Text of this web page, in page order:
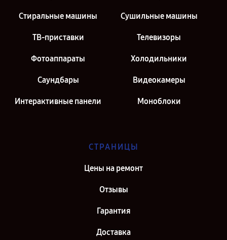
Стиральные машины Сушильные машины
ТВ-приставки Телевизоры
Фотоаппараты Холодильники
Саундбары Видеокамеры
Интерактивные панели Моноблоки
СТРАНИЦЫ
Цены на ремонт
Отзывы
Гарантия
Доставка